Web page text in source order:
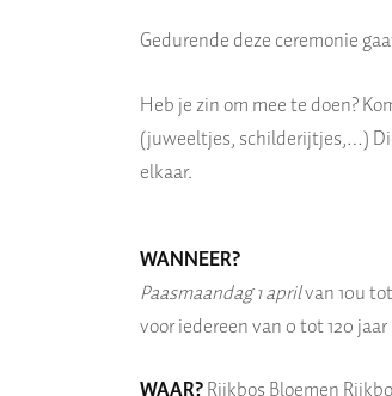
Gedurende deze ceremonie
Heb je zin om mee te doen?
(juweeltjes, schilderijtjes,…)
elkaar.
WANNEER?
Paasmaandag 1 aprilvan 10u
voor iedereen van 0 tot 120 jaar